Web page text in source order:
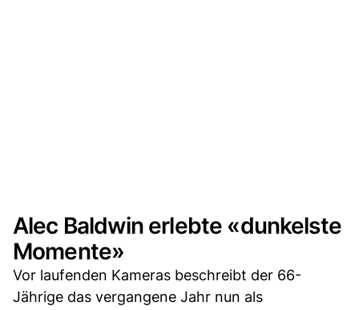
Alec Baldwin erlebte «dunkelste
Momente»
Vor laufenden Kameras beschreibt der 66-
Jährige das vergangene Jahr nun als